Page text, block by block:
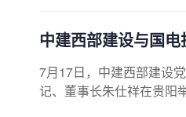
中建西部建设与国
7月17日，中建西部建设
记、董事长朱仕祥在贵阳